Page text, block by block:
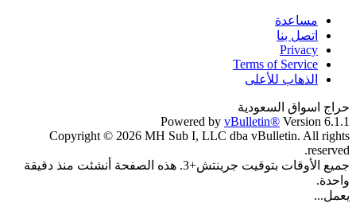
مساعدة
اتصل بنا
Privacy
Terms of Service
الذهاب للأعلى
حراج اسواق السعودية
Powered by vBulletin® Version 6.1.1
Copyright © 2026 MH Sub I, LLC dba vBulletin. All rights
reserved.
جميع الأوقات بتوقيت جرينتش+3. هذه الصفحة أنشئت منذ دقيقة
واحدة.
يعمل...